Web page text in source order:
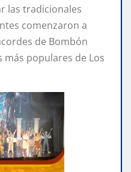
las tradicionales
comenzaron a
de Bombón
más populares de Los